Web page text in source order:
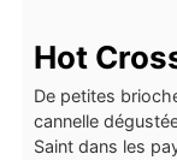
Hot
De petites
cannelle
Saint dans les